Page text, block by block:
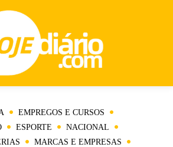
EMPREGOS E CURSOS
ESPORTE
NACIONAL
MARCAS E EMPRESAS